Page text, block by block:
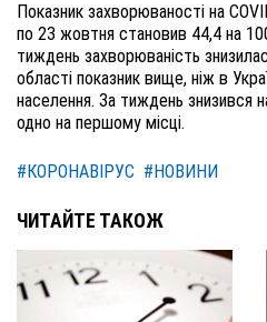
Показник захворюваності на
по 23 жовтня становив 44,4 на
тиждень захворюваність
області показник вище, ніж в
населення. За тиждень знизився
одно на першому місці.
#КОРОНАВІРУС #НОВИНИ
ЧИТАЙТЕ ТАКОЖ